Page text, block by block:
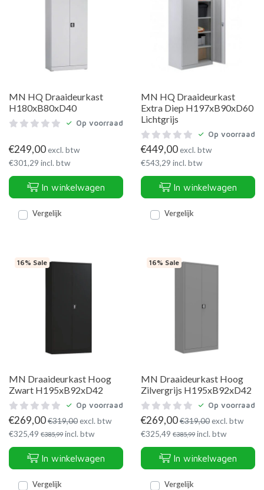
MN HQ Draaideurkast
H180xB80xD40
Op voorraad
€249,00excl. btw
€301,29 incl. btw
In winkelwagen
Vergelijk
MN HQ Draaideurkast
Extra Diep H197xB90xD60
Lichtgrijs
Op voorraad
€449,00excl. btw
€543,29 incl. btw
In winkelwagen
Vergelijk
16% Sale
MN Draaideurkast Hoog
Zwart H195xB92xD42
Op voorraad
€269,00€319,00excl. btw
€325,49 €385,99 incl. btw
In winkelwagen
Vergelijk
16% Sale
MN Draaideurkast Hoog
Zilvergrijs H195xB92xD42
Op voorraad
€269,00€319,00excl. btw
€325,49 €385,99 incl. btw
In winkelwagen
Vergelijk